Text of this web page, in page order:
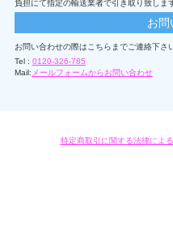
負担にて指定の輸送業者で引き取り致しま
お問
お問い合わせの際はこちらまでご連絡下さ
Tel : 0120-326-785
Mail: メールフォームからお問い合わせ
特定商取引に関する法律によ